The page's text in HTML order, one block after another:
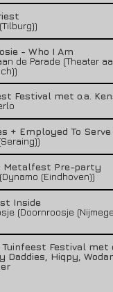
- Who I Am
de Parade (Theater
Festival met o.a.
+ Employed To Serve
Metalfest Pre-party
(Eindhoven))
Inside
(Doornroosje
Festival met
Daddies, Hiqpy,